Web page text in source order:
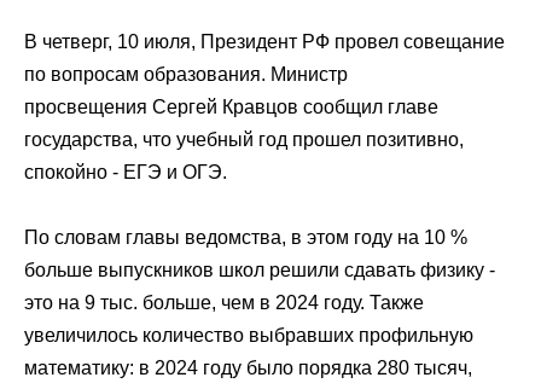
В четверг, 10 июля, Президент РФ провел совещание
по вопросам образования. Министр
просвещения Сергей Кравцов сообщил главе
государства, что учебный год прошел позитивно,
спокойно - ЕГЭ и ОГЭ.
По словам главы ведомства, в этом году на 10 %
больше выпускников школ решили сдавать физику -
это на 9 тыс. больше, чем в 2024 году. Также
увеличилось количество выбравших профильную
математику: в 2024 году было порядка 280 тысяч,